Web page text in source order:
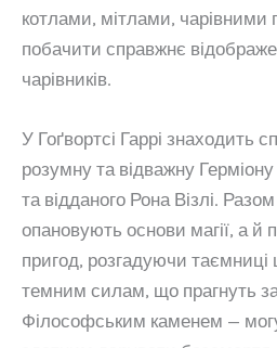
котлами, мітлами, чарівними
побачити справжнє
чарівників.
У Гоґвортсі Гаррі знаходить
розумну та відважну
та відданого Рона Візлі.
опановують основи магії, а й
пригод, розгадуючи
темним силам, що прагнуть
Філософським каменем —